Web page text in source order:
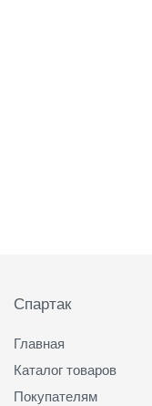
Спартак
Главная
Каталог товаров
Покупателям